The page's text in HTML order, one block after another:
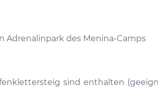
des Menina-Camps
sind enthalten